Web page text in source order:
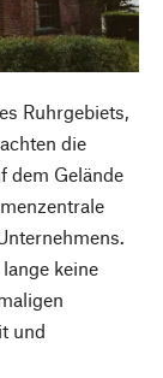
Ruhrgebiets,
die
dem Gelände
keine
und